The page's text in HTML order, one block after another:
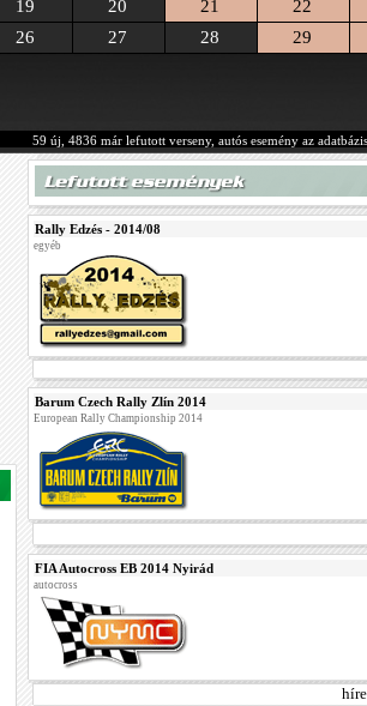
19 20 21
22
26 27 28 29
59 új, 4836 már lefutott verseny, autós esemény az
Rally Edzés - 2014/08
egyéb
Barum Czech Rally Zlín 2014
European Rally Championship 2014
FIA Autocross EB 2014 Nyirád
autocross